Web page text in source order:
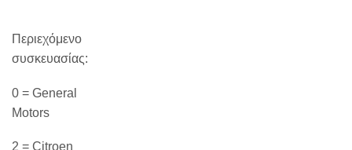
Περιεχόμενο
συσκευασίας:
0 = General
Motors
2 = Citroen